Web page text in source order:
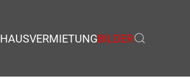
HAUSVERMIETUNGBILDER